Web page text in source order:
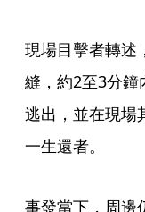
現場目擊者轉述
縫，約2至3分鐘
逃出，並在現場
一生還者。
事發當下，周邊